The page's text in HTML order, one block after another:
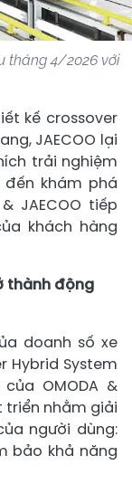
tháng 4/2026 với
kế crossover
JAECOO lại
trải nghiệm
khám phá
JAECOO tiếp
khách hàng
thành động
doanh số xe
Hybrid System
OMODA &
triển nhằm giải
người dùng:
bảo khả năng